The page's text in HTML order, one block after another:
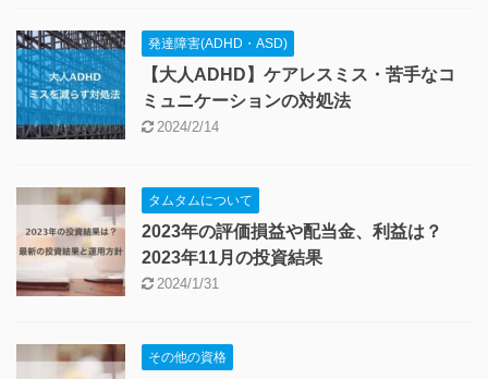
発達障害(ADHD・ASD)
【大人ADHD】ケアレスミス・苦手なコ
ミュニケーションの対処法
2024/2/14
タムタムについて
2023年の評価損益や配当金、利益は？
2023年11月の投資結果
2024/1/31
その他の資格